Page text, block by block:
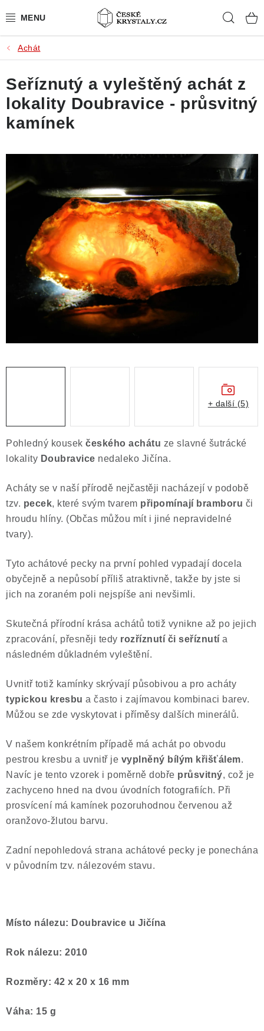
na
PŘÍRODNÍ KAMENY
BROUŠENÉ KAMENY
MISTROVSKÉ KRYSTALY
VIDEOGALERIE
KONTAKT
Obchodní podmínky
Podmínky ochrany osobních údajů
Poučení o právu na odstoupení od smlouvy
Puncovní značky
Výkup minerálů a drahých kamenů
Achát
Pohledný kousek českého achátu ze slavné šutrácké
lokality Doubravice nedaleko Jičína.
Acháty se v naší přírodě nejčastěji nacházejí v podobě
tzv. pecek, které svým tvarem připomínají bramboru či
hroudu hlíny. (Občas můžou mít i jiné nepravidelné
tvary).
Tyto achátové pecky na první pohled vypadají docela
obyčejně a nepůsobí příliš atraktivně, takže by jste si
jich na zoraném poli nejspíše ani nevšimli.
Skutečná přírodní krása achátů totiž vynikne až po jejich
zpracování, přesněji tedy rozříznutí či seříznutí a
následném důkladném vyleštění.
Uvnitř totiž kamínky skrývají působivou a pro acháty
typickou kresbu a často i zajímavou kombinaci barev.
Můžou se zde vyskytovat i příměsy dalších minerálů.
V našem konkrétním případě má achát po obvodu
pestrou kresbu a uvnitř je vyplněný bílým křišťálem.
Navíc je tento vzorek i poměrně dobře průsvitný, což je
zachyceno hned na dvou úvodních fotografiích. Při
prosvícení má kamínek pozoruhodnou červenou až
oranžovo-žlutou barvu.
Zadní nepohledová strana achátové pecky je ponechána
v původním tzv. nálezovém stavu.
Místo nálezu: Doubravice u Jičína
Rok nálezu: 2010
Rozměry: 42 x 20 x 16 mm
Váha: 15 g
Seříznutý a vyleštěný achát z
lokality Doubravice - průsvitný
kamínek
+ další (5)